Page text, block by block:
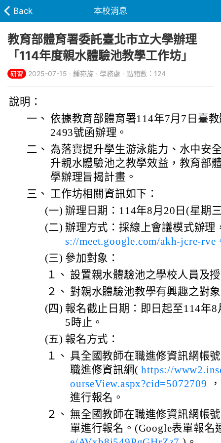
Back 本校消息
教育部體育署委託臺北市立大學辦理
「114年度親水體驗池教學工作坊」
研習 2025-07-15 · 鍾宛旋 · 學務處 · 點閱數：124
說明：
一、 依據教育部體育署114年7月7日臺
2493號函辦理。
二、 為落實提升學生游泳能力、水中安
升親水體驗池之教學效益，教育部
學辦理旨揭計畫。
三、 工作坊相關資訊如下：
(一) 辦理日期：114年8月20日(星期
(二) 辦理方式：採線上會議模式辦理
s://meet.google.com/akh-jcre-rve
(三) 參加對象：
１、 設置親水體驗池之學校人員及
２、 對親水體驗池教學有興趣之對
(四) 報名截止日期：即日起至114年
5時止。
(五) 報名方式：
１、 具全國教師在職進修資訊網帳
職進修資訊網(https://
ourseView.aspx?cid=5072709
進行報名。
２、 無全國教師在職進修資訊網帳
單進行報名。(Google表單報名